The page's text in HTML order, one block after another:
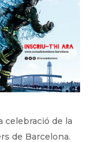
celebració de la
de Barcelona.